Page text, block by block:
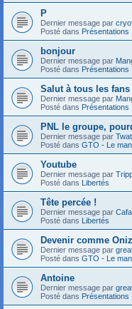
P
Dernier message par
Posté dans Présentations
bonjour
Dernier message par
Posté dans Présentations
Salut à tous les
Dernier message par
Posté dans Présentations
PNL le groupe,
Dernier message par
Posté dans GTO - Le
Youtube
Dernier message par
Posté dans Libertés
Tête percée !
Dernier message par
Posté dans Libertés
Devenir comme
Dernier message par
Posté dans GTO - Le
Antoine
Dernier message par
Posté dans Présentations